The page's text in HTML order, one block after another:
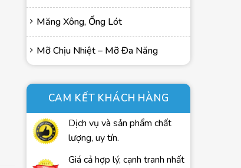
Măng Xông, Ống Lót
Mỡ Chịu Nhiệt – Mỡ Đa Năng
CAM KẾT KHÁCH HÀNG
Dịch vụ và sản phẩm chất
lượng, uy tín.
Giá cả hợp lý, cạnh tranh nhất